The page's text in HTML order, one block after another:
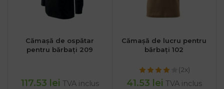
Cămașă de ospătar
pentru bărbați 209
117.53 lei TVA inclus
Cămașă de lucru pentru
bărbați 102
(2x)
41.53 lei TVA inclus